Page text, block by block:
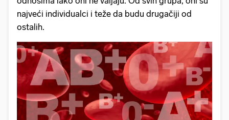
najveći individualci i teže da budu drugačiji od
ostalih.